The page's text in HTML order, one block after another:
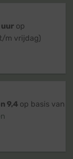
uur op
m vrijdag)
9,4 op basis van